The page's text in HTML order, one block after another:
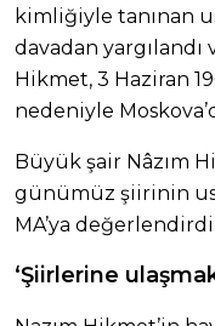
kimliğiyle tanınan
davadan yargılandı
Hikmet, 3 Haziran
nedeniyle
Büyük şair Nâzım
günümüz şiirinin
MA’ya değerlendirdi.
‘Şiirlerine